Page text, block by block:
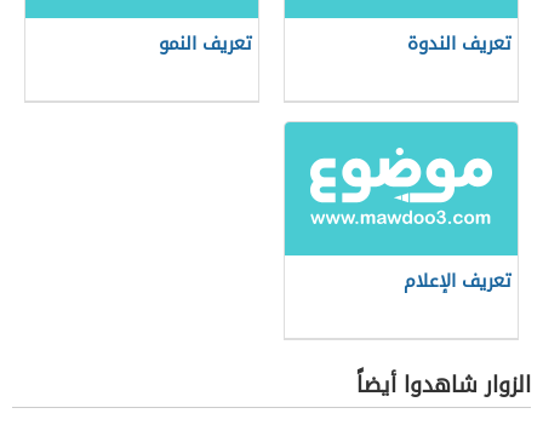
تعريف الندوة تعريف النمو
تعريف الإعلام
الزوار شاهدوا أيضاً